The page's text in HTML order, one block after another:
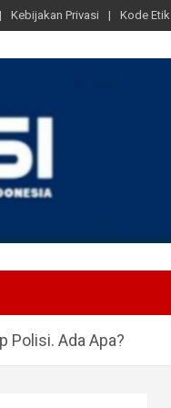
Kebijakan Privasi Kode Etik
Polisi. Ada Apa?